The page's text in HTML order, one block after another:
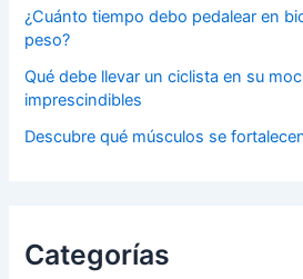
¿Cuánto tiempo debo pedalear en
peso?
Qué debe llevar un ciclista en su
imprescindibles
Descubre qué músculos se
Categorías